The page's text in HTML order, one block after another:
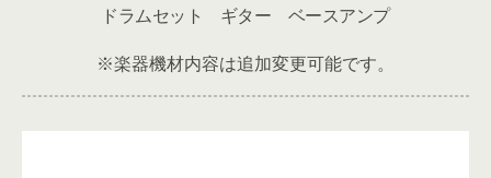
ドラムセット ギター ベースアンプ
※楽器機材内容は追加変更可能です。